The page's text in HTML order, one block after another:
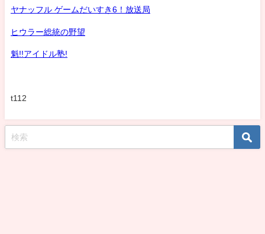
ヤナッフル ゲームだいすき6！放送局
ヒウラー総統の野望
魁!!アイドル塾!
t112